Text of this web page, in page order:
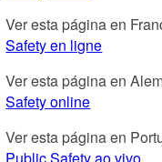
Ver esta página en
Safety en ligne
Ver esta página en
Safety online
Ver esta página en
Public Safety ao vivo